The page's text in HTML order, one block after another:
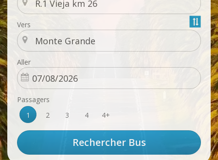
Vers
Aller
Passagers
1
2 3 4 4+